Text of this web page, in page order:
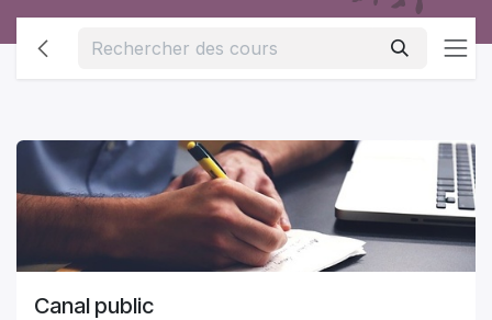
Canal public